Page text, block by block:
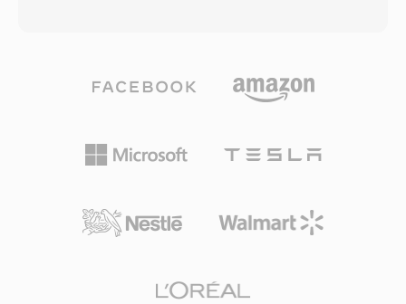
plik lub utrzymywania mediow na zewnatrz z
polaczonymi odniesieniami. Format obsluguje
kodu czasowego, co czyni go niezawodnym
filmowych. Strukturalne podejscie do
zachowywania metadanych oznacza, ze
klipami przetrwaja wymiane miedzy
stanowilo zmiane paradygmatu, gdy
minut na transfer. Format ewoluowal przez
wiele generacji kodekow: wczesne wersje
przepustowosci dla modemow 14,4 kbps,
CD. Pliki RA obsluguja kodowanie ze stala i